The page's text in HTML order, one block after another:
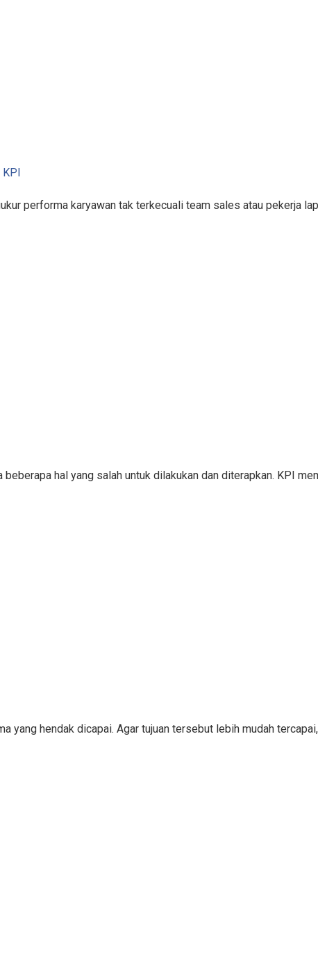
performa karyawan tak terkecuali team sales atau pekerja
hal yang salah untuk dilakukan dan diterapkan. KPI
yang hendak dicapai. Agar tujuan tersebut lebih mudah